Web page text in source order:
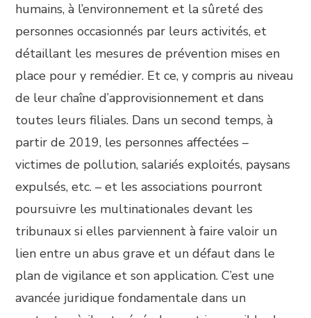
humains, à l’environnement et la sûreté des
personnes occasionnés par leurs activités, et
détaillant les mesures de prévention mises en
place pour y remédier. Et ce, y compris au niveau
de leur chaîne d’approvisionnement et dans
toutes leurs filiales. Dans un second temps, à
partir de 2019, les personnes affectées –
victimes de pollution, salariés exploités, paysans
expulsés, etc. – et les associations pourront
poursuivre les multinationales devant les
tribunaux si elles parviennent à faire valoir un
lien entre un abus grave et un défaut dans le
plan de vigilance et son application. C’est une
avancée juridique fondamentale dans un